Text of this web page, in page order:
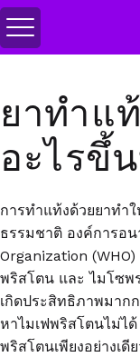
สลับ
เมนู
ยาทำแ
อะไรขึ้
การทำแท้งด้วยยาทำ
ธรรมชาติ องค์การอ
Organization
พริสโตน และ ไมโซพ
เกิดประสิทธิภาพมาก
หาไมเฟพริสโตนไม่ไ
พริสโตนเพียงอย่างเดี